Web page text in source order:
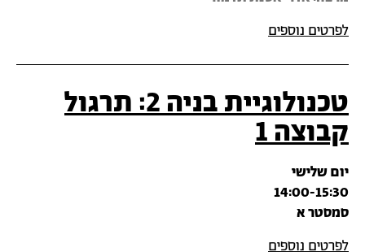
לפרטים נוספים
טכנולוגיית בניה 2: תרגול
קבוצה 1
יום שלישי
14:00-15:30
סמסטר א
לפרטים נוספים